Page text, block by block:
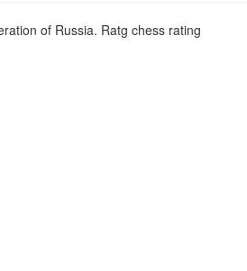
of Russia. Ratg chess rating